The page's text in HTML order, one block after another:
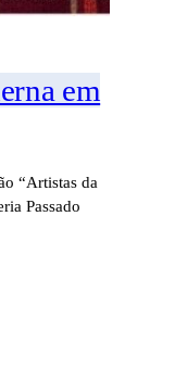
em
“Artistas da
Passado